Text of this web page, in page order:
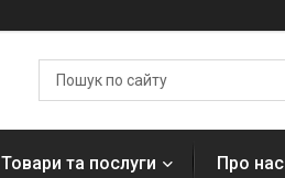
Товари та послуги Про нас